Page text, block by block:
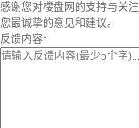
感谢您对楼盘网的支持与关
您最诚挚的意见和建议。
反馈内容*